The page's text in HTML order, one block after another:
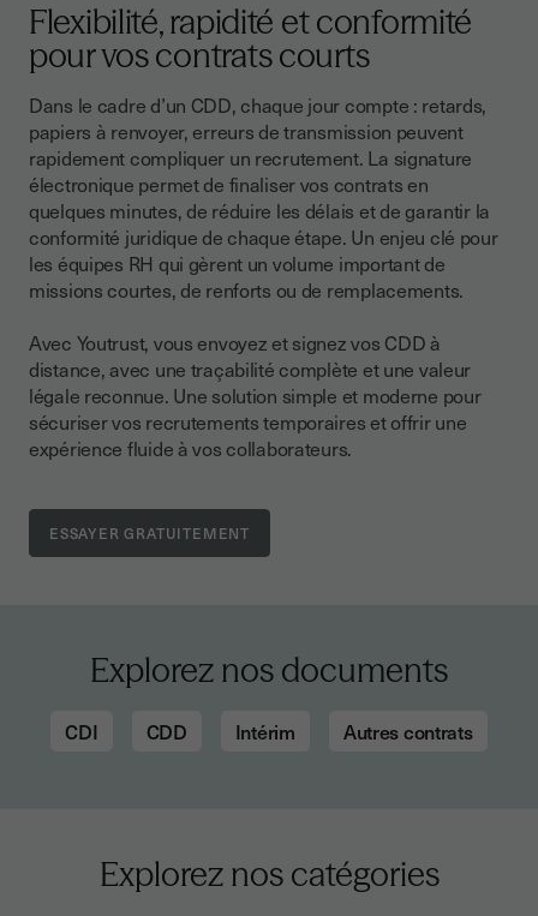
Flexibilité, rapidité et conformité
pour vos contrats courts
Dans le cadre d’un CDD, chaque jour compte : retards,
papiers à renvoyer, erreurs de transmission peuvent
rapidement compliquer un recrutement. La signature
électronique permet de finaliser vos contrats en
quelques minutes, de réduire les délais et de garantir la
conformité juridique de chaque étape. Un enjeu clé pour
les équipes RH qui gèrent un volume important de
missions courtes, de renforts ou de remplacements.
Avec Youtrust, vous envoyez et signez vos CDD à
distance, avec une traçabilité complète et une valeur
légale reconnue. Une solution simple et moderne pour
sécuriser vos recrutements temporaires et offrir une
expérience fluide à vos collaborateurs.
Explorez nos documents
CDI CDD Intérim Autres contrats
Explorez nos catégories